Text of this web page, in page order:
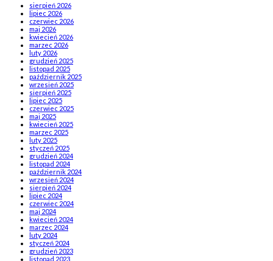
sierpień 2026
lipiec 2026
czerwiec 2026
maj 2026
kwiecień 2026
marzec 2026
luty 2026
grudzień 2025
listopad 2025
październik 2025
wrzesień 2025
sierpień 2025
lipiec 2025
czerwiec 2025
maj 2025
kwiecień 2025
marzec 2025
luty 2025
styczeń 2025
grudzień 2024
listopad 2024
październik 2024
wrzesień 2024
sierpień 2024
lipiec 2024
czerwiec 2024
maj 2024
kwiecień 2024
marzec 2024
luty 2024
styczeń 2024
grudzień 2023
listopad 2023